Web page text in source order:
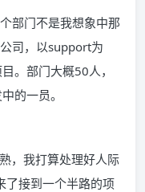
部门不是我想象中那
司，以support为
。部门大概50人，
的一员。
，我打算处理好人际
了接到一个半路的项